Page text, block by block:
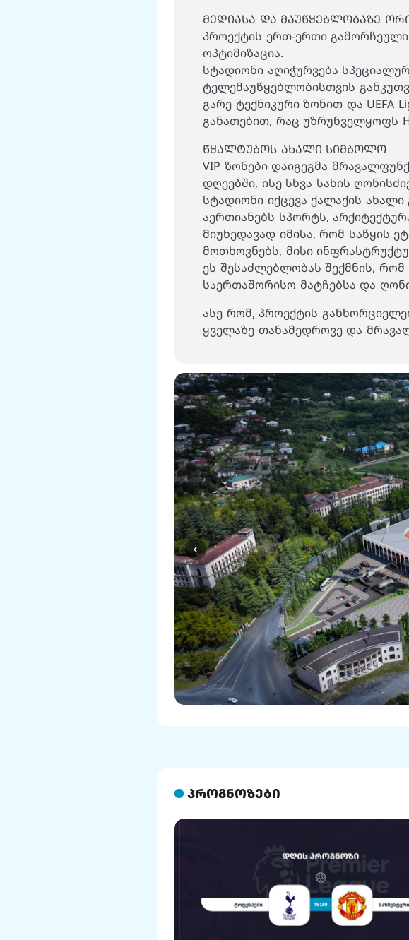
ᲛᲔᲓᲘᲐᲡᲐ ᲓᲐ ᲛᲐᲣᲬᲧᲔᲑᲚᲝᲑᲐᲖᲔ
პროექტის ერთ-ერთი
ოპტიმიზაცია.
სტადიონი აღიჭურვება
ტელემაუწყებლობისთვის
გარე ტექნიკური ზონით და UEFA
განათებით, რაც უზრუნველყოფს
ᲬᲧᲐᲚᲢᲣᲑᲝᲡ ᲐᲮᲐᲚᲘ ᲡᲘᲛᲑᲝᲚᲝ
VIP ზონები დაიგეგმა
დღეებში, ისე სხვა სახის
სტადიონი იქცევა ქალაქის
აერთიანებს სპორტს,
მიუხედავად იმისა, რომ საწყის
მოთხოვნებს, მისი
ეს შესაძლებლობას შექმნის,
საერთაშორისო მატჩებსა და
ასე რომ, პროექტის
ყველაზე თანამედროვე და
პროგნოზები